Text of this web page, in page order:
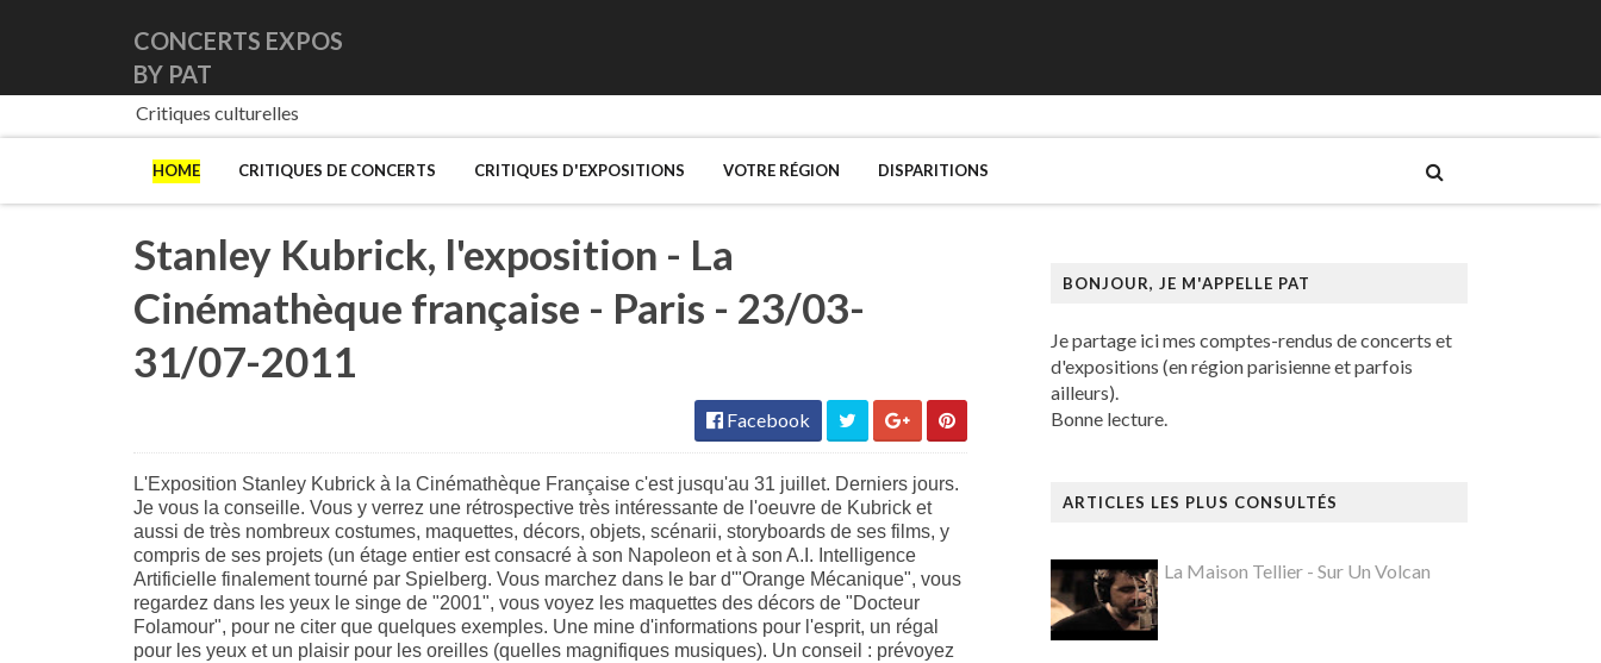
CONCERTS EXPOS
BY PAT
Critiques culturelles
HOME CRITIQUES DE CONCERTS CRITIQUES D'EXPOSITIONS VOTRE RÉGION DISPARITIONS
Stanley Kubrick, l'exposition - La
Cinémathèque française - Paris - 23/03-
31/07-2011
Facebook
L'Exposition Stanley Kubrick à la Cinémathèque Française c'est jusqu'au 31 juillet. Derniers jours.
Je vous la conseille. Vous y verrez une rétrospective très intéressante de l'oeuvre de Kubrick et
aussi de très nombreux costumes, maquettes, décors, objets, scénarii, storyboards de ses films, y
compris de ses projets (un étage entier est consacré à son Napoleon et à son A.I. Intelligence
Artificielle finalement tourné par Spielberg. Vous marchez dans le bar d'"Orange Mécanique", vous
regardez dans les yeux le singe de "2001", vous voyez les maquettes des décors de "Docteur
Folamour", pour ne citer que quelques exemples. Une mine d'informations pour l'esprit, un régal
pour les yeux et un plaisir pour les oreilles (quelles magnifiques musiques). Un conseil : prévoyez
BONJOUR, JE M'APPELLE PAT
Je partage ici mes comptes-rendus de concerts et
d'expositions (en région parisienne et parfois
ailleurs).
Bonne lecture.
ARTICLES LES PLUS CONSULTÉS
La Maison Tellier - Sur Un Volcan